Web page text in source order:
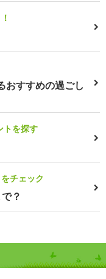
おすすめの過ごし
トを探す
チェック
？